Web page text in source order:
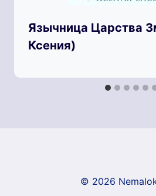
Язычница Царства
Ксения)
© 2026